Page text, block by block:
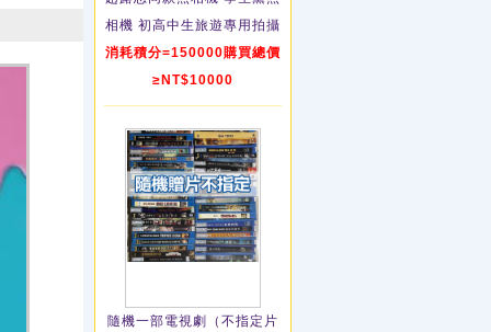
相機 初高中生旅遊專用拍攝
消耗積分=150000購買總價
≥NT$10000
隨機一部電視劇（不指定片